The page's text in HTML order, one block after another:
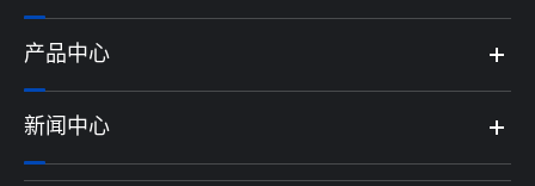
产品中心
新闻中心